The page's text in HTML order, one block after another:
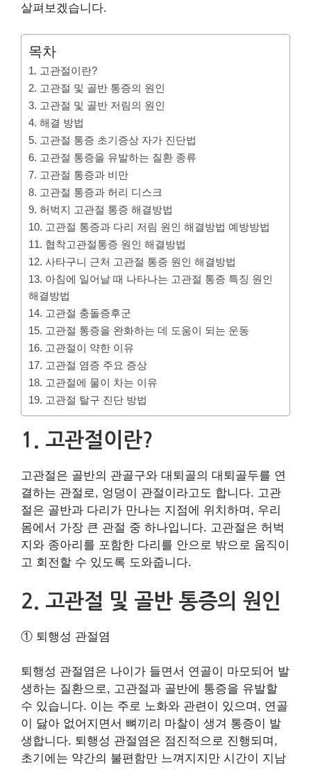
살펴보겠습니다.
목차
1. 고관절이란?
2. 고관절 및 골반 통증의 원인
3. 고관절 및 골반 저림의 원인
4. 해결 방법
5. 고관절 통증 초기증상 자가 진단법
6. 고관절 통증을 유발하는 질환 종류
7. 고관절 통증과 비만
8. 고관절 통증과 허리 디스크
9. 허벅지 고관절 통증 해결방법
10. 고관절 통증과 다리 저림 원인 해결방법 예방방법
11. 협착고관절통증 원인 해결방법
12. 사타구니 근처 고관절 통증 원인 해결방법
13. 아침에 일어날 때 나타나는 고관절 통증 특징 원인
해결방법
14. 고관절 충돌증후군
15. 고관절 통증을 완화하는 데 도움이 되는 운동
16. 고관절이 약한 이유
17. 고관절 염증 주요 증상
18. 고관절에 물이 차는 이유
19. 고관절 탈구 진단 방법
1. 고관절이란?
고관절은 골반의 관골구와 대퇴골의 대퇴골두를 연
결하는 관절로, 엉덩이 관절이라고도 합니다. 고관
절은 골반과 다리가 만나는 지점에 위치하며, 우리
몸에서 가장 큰 관절 중 하나입니다. 고관절은 허벅
지와 종아리를 포함한 다리를 안으로 밖으로 움직이
고 회전할 수 있도록 도와줍니다.
2. 고관절 및 골반 통증의 원인
① 퇴행성 관절염
퇴행성 관절염은 나이가 들면서 연골이 마모되어 발
생하는 질환으로, 고관절과 골반에 통증을 유발할
수 있습니다. 이는 주로 노화와 관련이 있으며, 연골
이 닳아 없어지면서 뼈끼리 마찰이 생겨 통증이 발
생합니다. 퇴행성 관절염은 점진적으로 진행되며,
초기에는 약간의 불편함만 느껴지지만 시간이 지남